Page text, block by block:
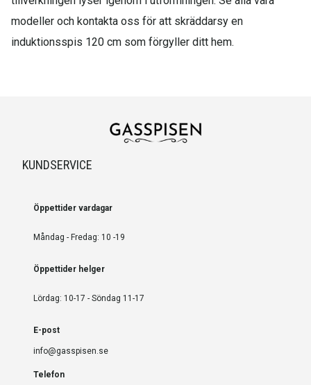
modeller och kontakta oss för att skräddarsy en
induktionsspis 120 cm som förgyller ditt hem.
KUNDSERVICE
Öppettider vardagar
Måndag - Fredag: 10 -19
Öppettider helger
Lördag: 10-17 - Söndag 11-17
E-post
info@gasspisen.se
Telefon